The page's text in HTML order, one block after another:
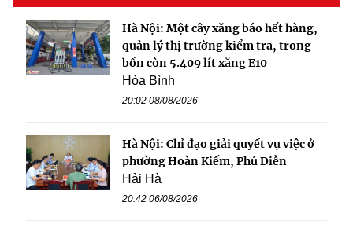
Hà Nội: Một cây xăng báo hết hàng,
quản lý thị trường kiểm tra, trong
bồn còn 5.409 lít xăng E10
Hòa Bình
20:02 08/08/2026
Hà Nội: Chỉ đạo giải quyết vụ việc ở
phường Hoàn Kiếm, Phú Diễn
Hải Hà
20:42 06/08/2026